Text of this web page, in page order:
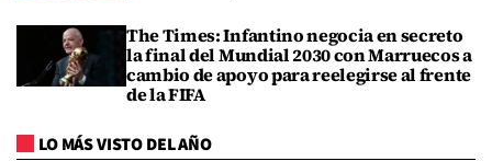
The Times: Infantino negocia en secreto
la final del Mundial 2030 con Marruecos a
cambio de apoyo para reelegirse al frente
de la FIFA
LO MÁS VISTO DEL AÑO